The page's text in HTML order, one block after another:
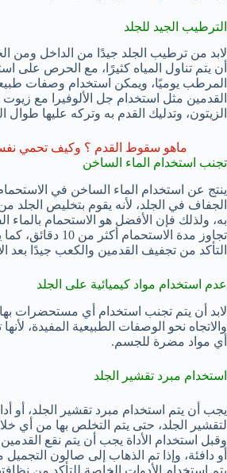
الترطيب الجيد للجلد
لابد من ترطيب الجلد جيدًا من الداخل ومن
أن يتم تناول المياه كثيرًا، مع الحرص على
المرطب يوميًا، ويمكن استخدام وصفات
القدمين مثل استخدام جل الألوفيرا مع
الزيتون، وتدليك القدم به وتركه عليها طوال
ماهو سقوط القدم ؟ وكيف تحمي
تجنب استخدام الماء الساخن
ينتج عن استخدام الماء الساخن في
الجفاف في الجلد، لأنه يقوم بتخليص الجلد
به، ولذلك فإن الأفضل هو الاستحمام بالماء
تجاوز مدة الاستحمام أكثر
التأكد من تجفيف القدمين والكعب جيدًا بعد
عدم استخدام مواد كيميائية على الجلد
لابد أن يتم تجنب استخدام أي مستحضرات بها
والاتجاه نحو الوصفات الطبيعية المفيدة،
أي مواد مضرة للجسم.
استخدام مبرد تقشير الجلد
يجب أن يتم استخدام مبرد تقشير الجلد، أو
لتقشير الجلد، حتى يتم التخلص بها من أي
وقبل استخدام الأداة يجب أن يتم نقع
أو دافئة، وإذا تم الذهاب إلى صالون
يتم استخدام الأدوات الخاصة للتأكد من